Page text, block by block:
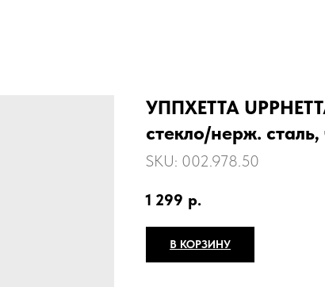
УППХЕТТА
стекло/нерж.
SKU: 002.978.50
1 299 р.
В КОРЗИНУ